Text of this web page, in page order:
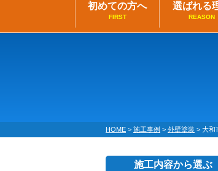
初めての方へ
FIRST
選ばれる
REASON
HOME > 施工事例 > 外壁塗装 > 大和
施工内容から選ぶ